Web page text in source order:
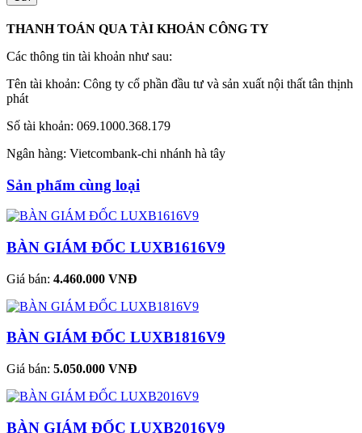
THANH TOÁN QUA TÀI KHOẢN CÔNG TY
Các thông tin tài khoản như sau:
Tên tài khoản: Công ty cổ phần đầu tư và sản xuất nội thất tân thịnh
phát
Số tài khoản: 069.1000.368.179
Ngân hàng: Vietcombank-chi nhánh hà tây
Sản phẩm cùng loại
BÀN GIÁM ĐỐC LUXB1616V9
Giá bán: 4.460.000 VNĐ
BÀN GIÁM ĐỐC LUXB1816V9
Giá bán: 5.050.000 VNĐ
BÀN GIÁM ĐỐC LUXB2016V9